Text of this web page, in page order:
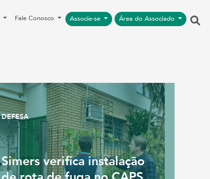
Fale Conosco Associe-se Área do Associado
DEFESA
Simers verifica instalação